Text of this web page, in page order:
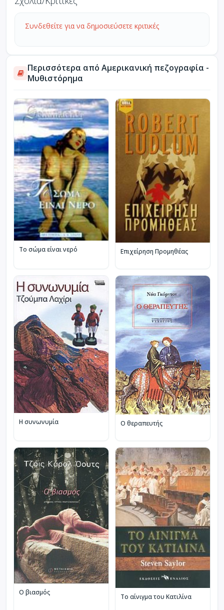
Συνδεθείτε για να δημοσιεύσετε κριτικές
Περισσότερα από Αμερικανική πεζογραφία -
Μυθιστόρημα
Το σώμα είναι νερό Επιχείρηση Προμηθέας
Η συνωνυμία Ο θεραπευτής
Ο βιασμός
Το αίνιγμα του Κατιλίνα